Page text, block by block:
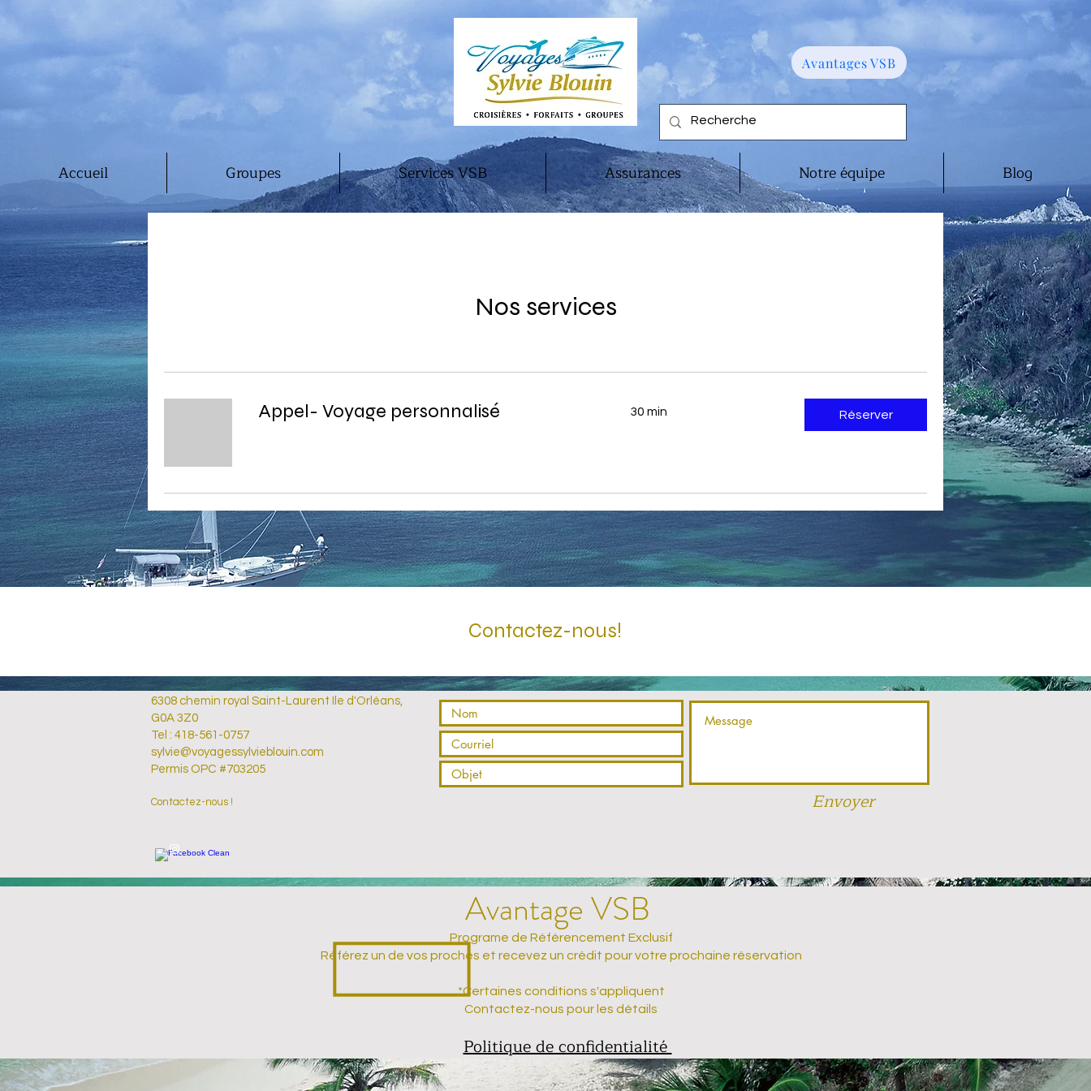
Avantages VSB
Accueil Groupes Services VSB Assurances Notre équipe Blog
Nos services
Appel- Voyage personnalisé 30 min Réserver
Contactez-nous!
6308 chemin royal Saint-Laurent Ile d'Orléans,
G0A 3Z0
Tel : 418-561-0757
sylvie@voyagessylvieblouin.com
Permis OPC #703205
Contactez-nous ! Envoyer
Programe de Référencement Exclusif
Référez un de vos proches et recevez un crédit pour votre prochaine réservation
*Certaines conditions s'appliquent
Contactez-nous pour les détails
Avantage VSB
Politique de confidentialité